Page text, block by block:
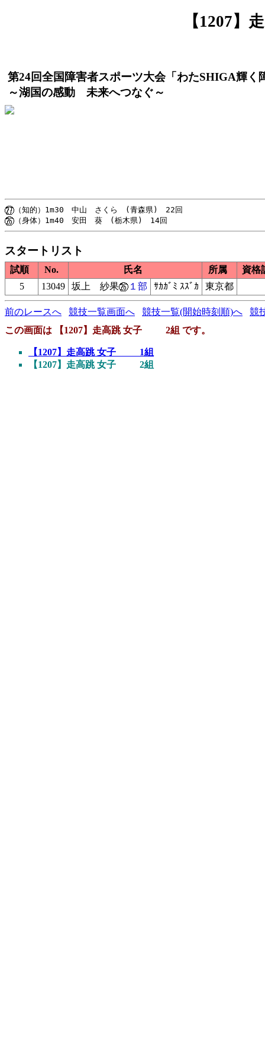
【1207
第24回全国障害者スポーツ大会「わたSHIGA輝
～湖国の感動 未来へつなぐ～
スタートリスト
試順 No. 氏名 所属
資格
5
13049 坂上 紗果 １部 ｻｶｶﾞﾐ ｽｽﾞｶ 東京都
前のレースへ 競技一覧画面へ 競技一覧(開始時刻順)へ
競
この画面は 【1207】走高跳 女子 2組 です。
【1207】走高跳 女子 1組
【1207】走高跳 女子 2組